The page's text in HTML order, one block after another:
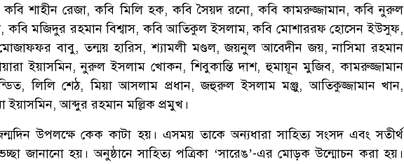
কবি শাহীন রেজা, কবি মিলি হক, কবি সৈয়দ রনো, কবি কামরুজ্জামান, কবি নুরুল
কবি মজিদুর রহমান বিশ্বাস, কবি আতিকুল ইসলাম, কবি মোশাররফ হোসেন ইউসুফ,
বাবু, তন্ময় হারিস, শ্যামলী মণ্ডল, জয়নুল আবেদীন জয়, নাসিমা রহমান
ইয়াসমিন, নুরুল ইসলাম খোকন, শিবুকান্তি দাশ, হুমায়ূন মুজিব, কামরুজ্জামান
লিলি শেঠ, মিয়া আসলাম প্রধান, জহুরুল ইসলাম মঞ্জু, আতিকুজ্জামান খান,
ইয়াসমিন, আব্দুর রহমান মল্লিক প্রমুখ।
উপলক্ষে কেক কাটা হয়। এসময় তাকে অন্যধারা সাহিত্য সংসদ এবং সতীর্থ
জানানো হয়। অনুষ্ঠানে সাহিত্য পত্রিকা ‘সারেঙ’-এর মোড়ক উন্মোচন করা হয়।